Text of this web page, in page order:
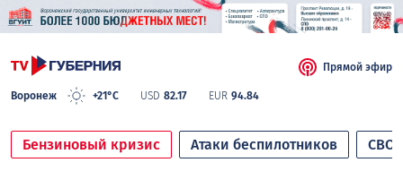
Воронеж +21°C USD 82.17 EUR 94.84
Прямой эфир
Бензиновый кризис Атаки беспилотников СВО